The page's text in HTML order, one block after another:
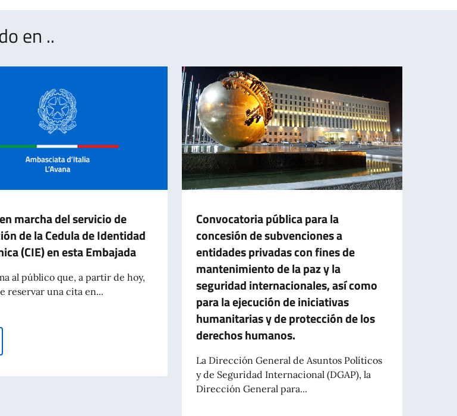
en ..
ESTUDIANTES EXTRANJEROS. CLASIFICACIÓN
marcha del servicio de
de la Cedula de Identidad
(CIE) en esta Embajada
al público que, a partir de hoy,
reservar una cita en...
en marcha del servicio de expedición de la Cedula de Identidad Electrónica (CIE) en esta Embajada
Convocatoria pública para la
concesión de subvenciones a
entidades privadas con fines de
mantenimiento de la paz y la
seguridad internacionales, así como
para la ejecución de iniciativas
humanitarias y de protección de los
derechos humanos.
La Dirección General de Asuntos Políticos
y de Seguridad Internacional (DGAP), la
Dirección General para...